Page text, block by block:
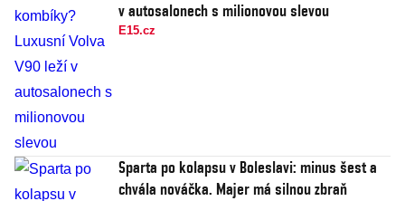
v autosalonech s milionovou slevou
E15.cz
Sparta po kolapsu v Boleslavi: minus šest a
chvála nováčka. Majer má silnou zbraň